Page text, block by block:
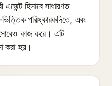
এজেন্ট হিসাবে সাধারণত
ভিত্তিক পরিষ্কারকদিতে, এবং
কাজ করে। এটি
করা হয়।